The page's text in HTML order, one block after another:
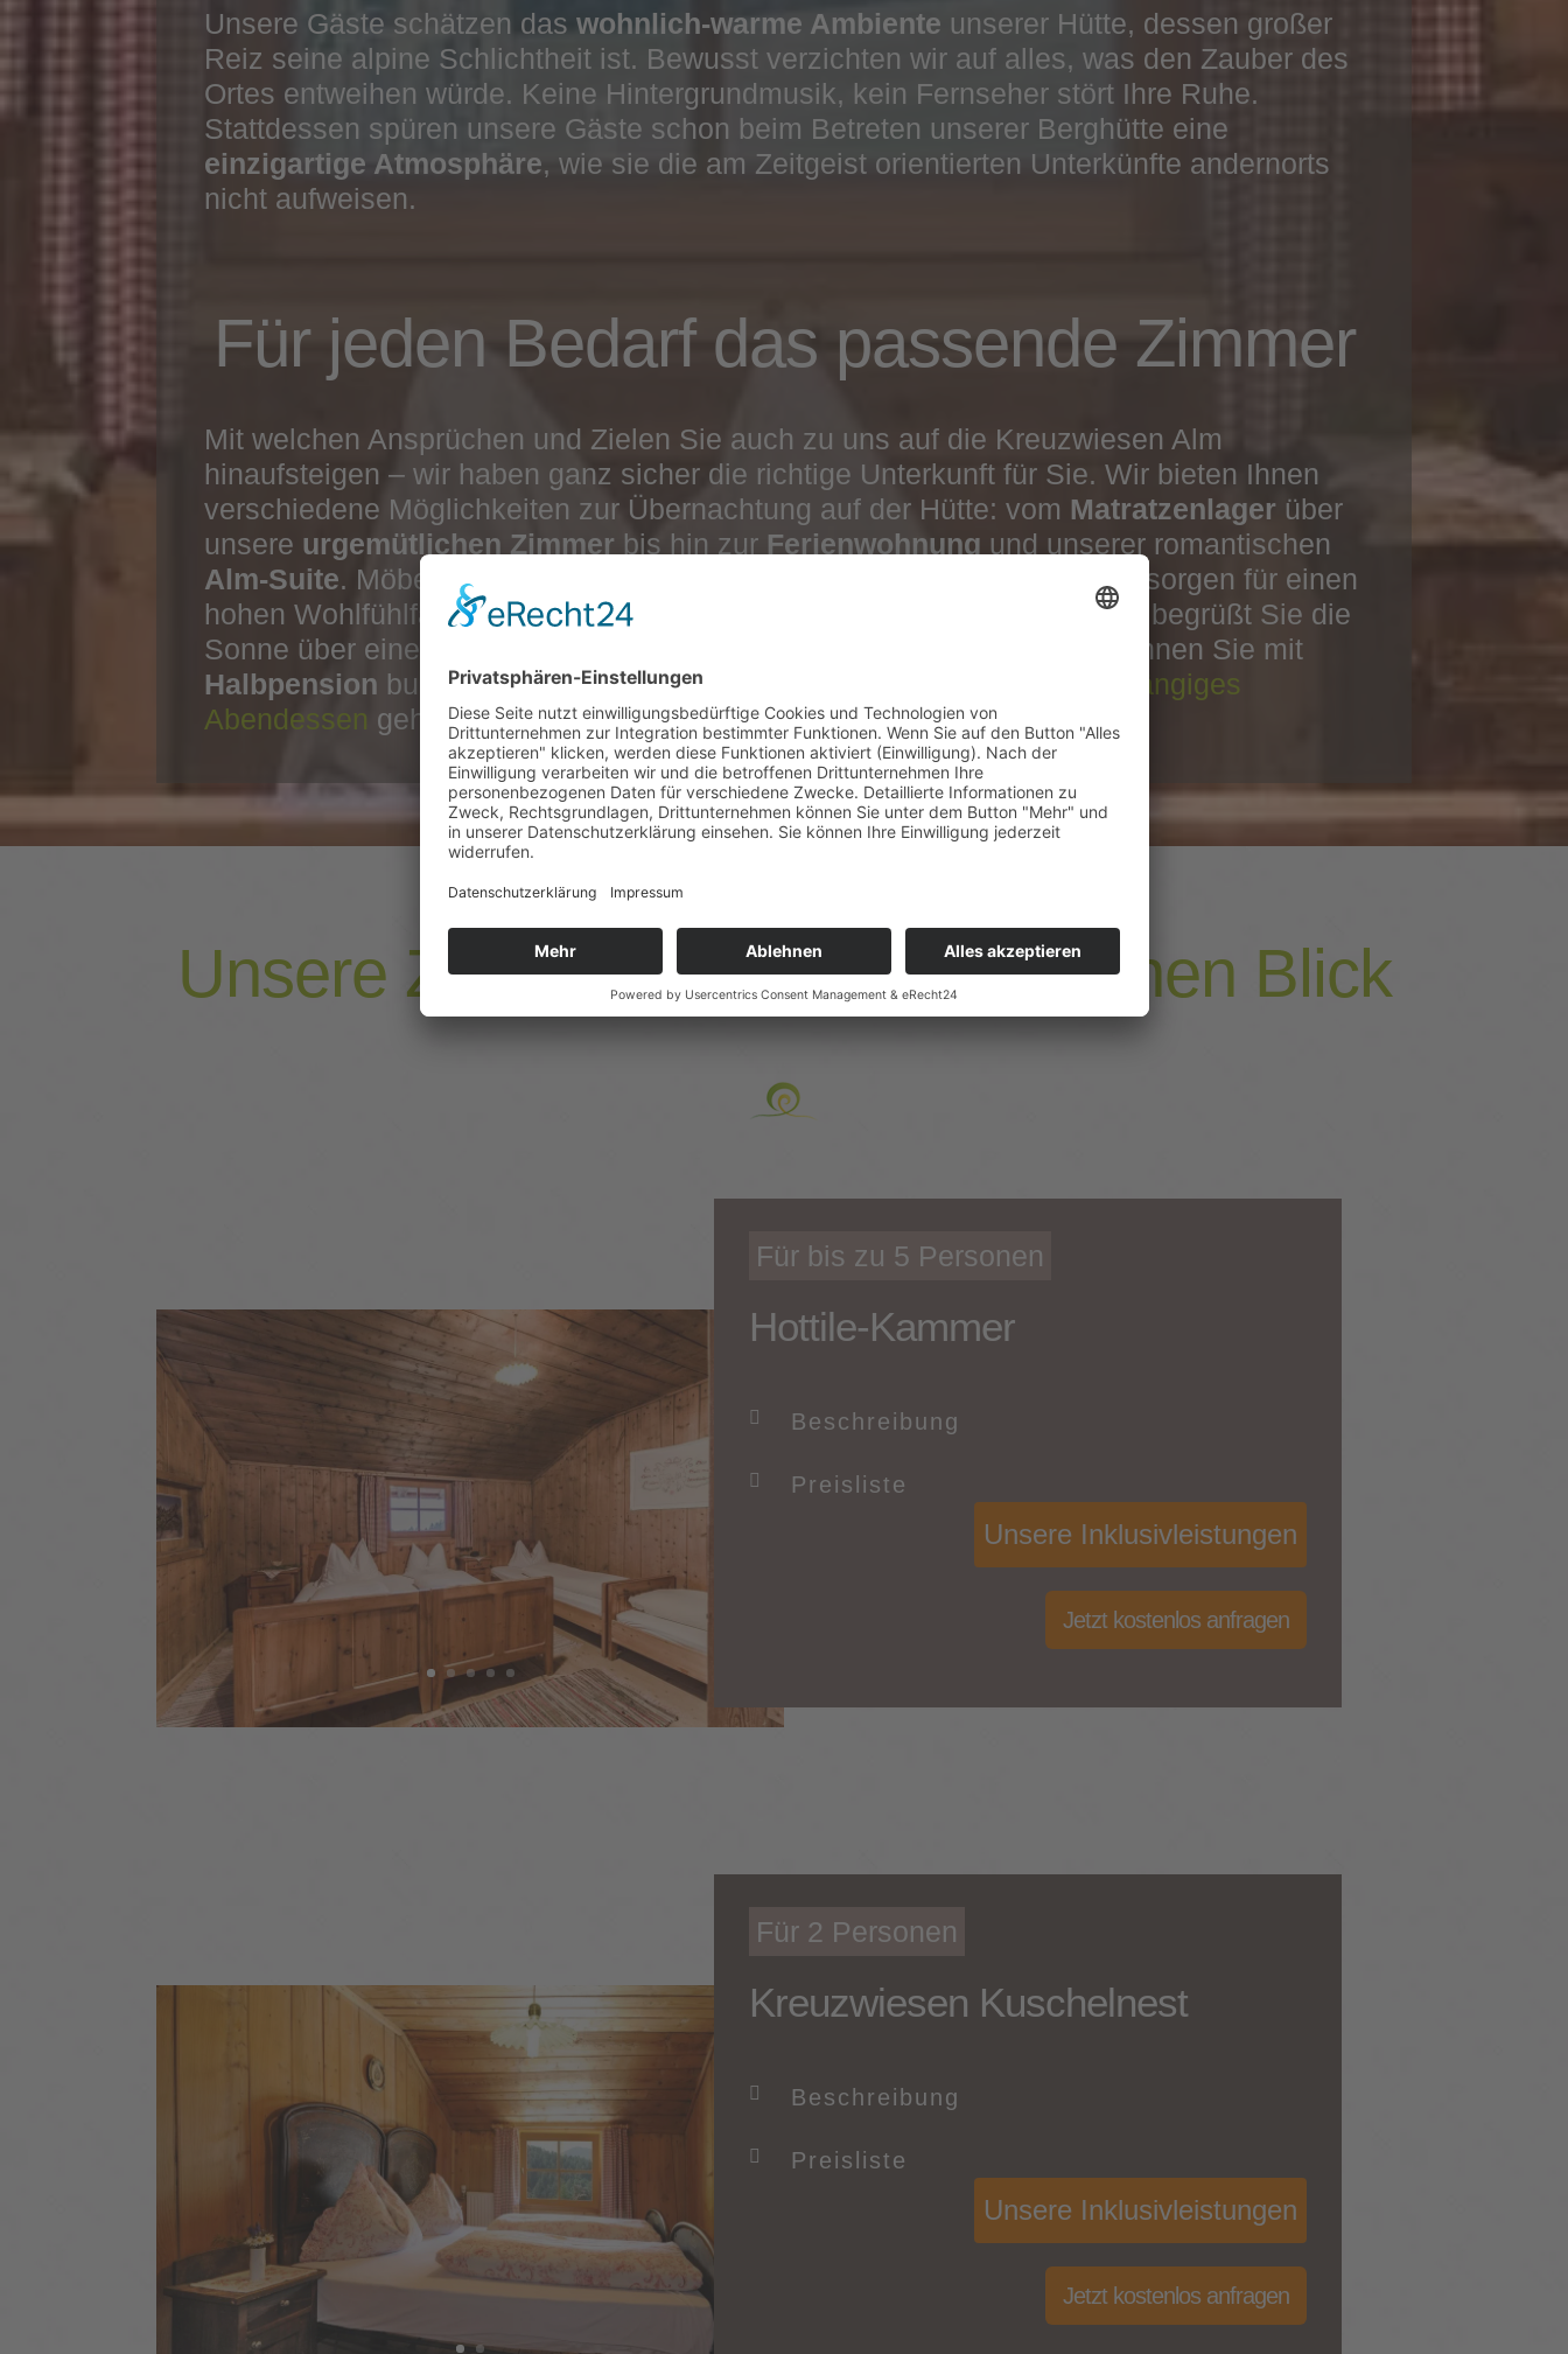
Unsere Gäste schätzen das wohnlich-warme Ambiente unserer Hütte, dessen großer
Reiz seine alpine Schlichtheit ist. Bewusst verzichten wir auf alles, was den Zauber des
Ortes entweihen würde. Keine Hintergrundmusik, kein Fernseher stört Ihre Ruhe.
Stattdessen spüren unsere Gäste schon beim Betreten unserer Berghütte eine
einzigartige Atmosphäre, wie sie die am Zeitgeist orientierten Unterkünfte andernorts
nicht aufweisen.
Für jeden Bedarf das passende Zimmer
Mit welchen Ansprüchen und Zielen Sie auch zu uns auf die Kreuzwiesen Alm
hinaufsteigen – wir haben ganz sicher die richtige Unterkunft für Sie. Wir bieten Ihnen
verschiedene Möglichkeiten zur Übernachtung auf der Hütte: vom Matratzenlager über
unsere urgemütlichen Zimmer bis hin zur Ferienwohnung und unserer romantischen
Alm-Suite. Möbel aus
und eine landestypische Ausstattung sorgen für einen
hohen Wohlfühlfaktor. Nachts ist es paradiesisch ruhig. Und am Morgen begrüßt Sie die
Sonne über einem beeindruckenden Bergpanorama. Unsere Zimmer können Sie mit
Halbpension buchen, zu der einreichhaltiges Frühstück und ein mehrgängiges
Abendessen gehört.
Unsere Zimmer und Suiten auf einen Blick
Für bis zu 5 Personen
Hottile-Kammer
Beschreibung
Preisliste
Unsere Inklusivleistungen
Jetzt kostenlos anfragen
Für 2 Personen
Kreuzwiesen Kuschelnest
Beschreibung
Preisliste
Unsere Inklusivleistungen
Jetzt kostenlos anfragen